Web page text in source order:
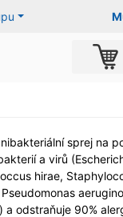
sprej na
a virů
hirae,
a odstraňuje 90%